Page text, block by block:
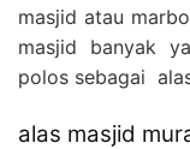
masjid atau
masjid banyak
polos sebagai
alas masjid